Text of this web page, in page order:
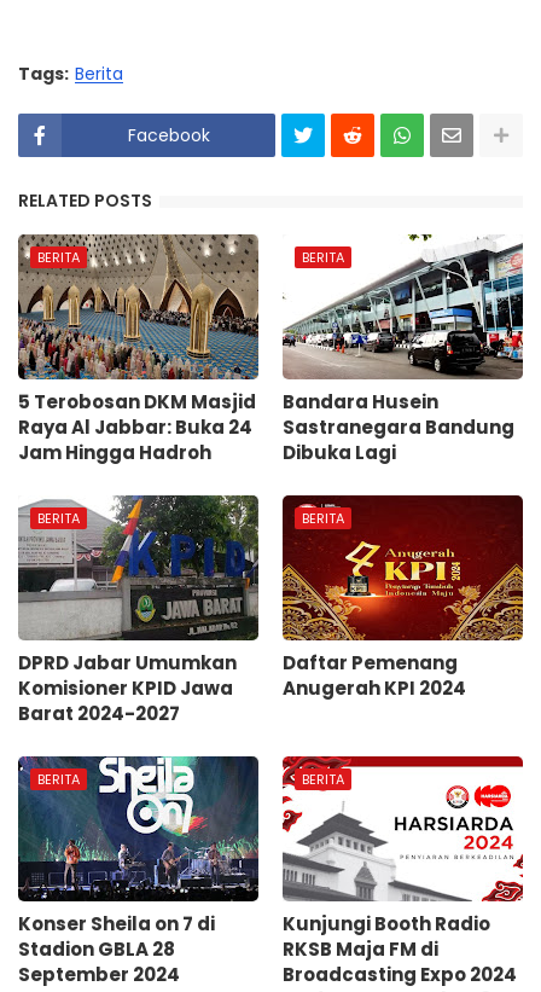
Tags: Berita
Facebook
RELATED POSTS
BERITA
5 Terobosan DKM Masjid
Raya Al Jabbar: Buka 24
Jam Hingga Hadroh
BERITA
Bandara Husein
Sastranegara Bandung
Dibuka Lagi
BERITA
DPRD Jabar Umumkan
Komisioner KPID Jawa
Barat 2024-2027
BERITA
Daftar Pemenang
Anugerah KPI 2024
BERITA
Konser Sheila on 7 di
Stadion GBLA 28
September 2024
BERITA
Kunjungi Booth Radio
RKSB Maja FM di
Broadcasting Expo 2024